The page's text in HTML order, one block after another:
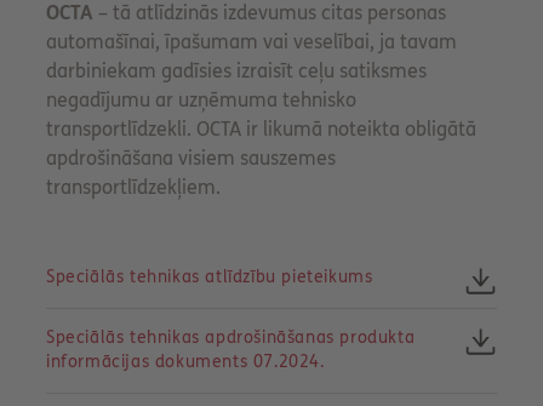
OCTA – tā atlīdzinās izdevumus citas personas
automašīnai, īpašumam vai veselībai, ja tavam
darbiniekam gadīsies izraisīt ceļu satiksmes
negadījumu ar uzņēmuma tehnisko
transportlīdzekli. OCTA ir likumā noteikta obligātā
apdrošināšana visiem sauszemes
transportlīdzekļiem.
Speciālās tehnikas atlīdzību pieteikums
Speciālās tehnikas apdrošināšanas produkta
informācijas dokuments 07.2024.